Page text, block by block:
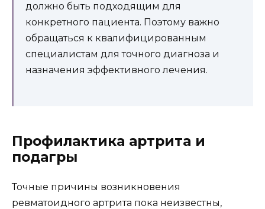
должно быть подходящим для
конкретного пациента. Поэтому важно
обращаться к квалифицированным
специалистам для точного диагноза и
назначения эффективного лечения.
Профилактика артрита и
подагры
Точные причины возникновения
ревматоидного артрита пока неизвестны,